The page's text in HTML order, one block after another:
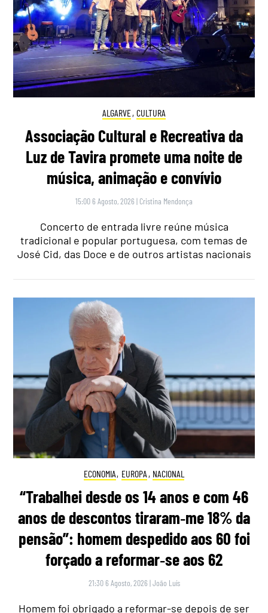
ALGARVE, CULTURA
Associação Cultural e Recreativa da
Luz de Tavira promete uma noite de
música, animação e convívio
15:00 6 Agosto, 2026 | Cristina Mendonça
Concerto de entrada livre reúne música
tradicional e popular portuguesa, com temas de
José Cid, das Doce e de outros artistas nacionais
ECONOMIA, EUROPA , NACIONAL
“Trabalhei desde os 14 anos e com 46
anos de descontos tiraram‑me 18% da
pensão”: homem despedido aos 60 foi
forçado a reformar‑se aos 62
21:30 6 Agosto, 2026 |João Luís
Homem foi obrigado a reformar-se depois de ser